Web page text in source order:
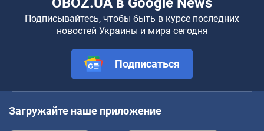
Подписывайтесь, чтобы быть в курсе последних
новостей Украины и мира сегодня
Подписаться
Загружайте наше приложение